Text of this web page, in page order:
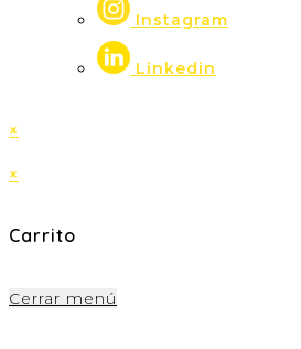
Instagram
Linkedin
×
×
Carrito
Cerrar menú